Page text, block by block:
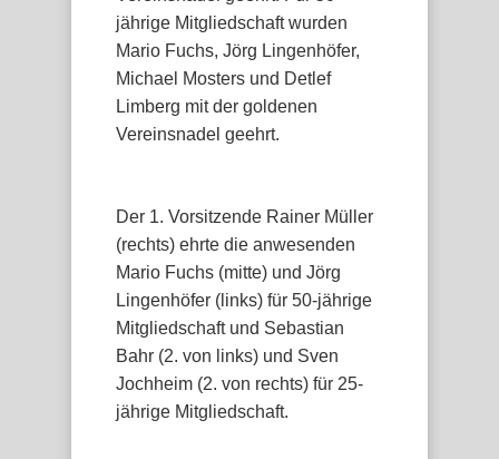
jährige Mitgliedschaft wurden
Mario Fuchs, Jörg Lingenhöfer,
Michael Mosters und Detlef
Limberg mit der goldenen
Vereinsnadel geehrt.
Der 1. Vorsitzende Rainer Müller
(rechts) ehrte die anwesenden
Mario Fuchs (mitte) und Jörg
Lingenhöfer (links) für 50-jährige
Mitgliedschaft und Sebastian
Bahr (2. von links) und Sven
Jochheim (2. von rechts) für 25-
jährige Mitgliedschaft.